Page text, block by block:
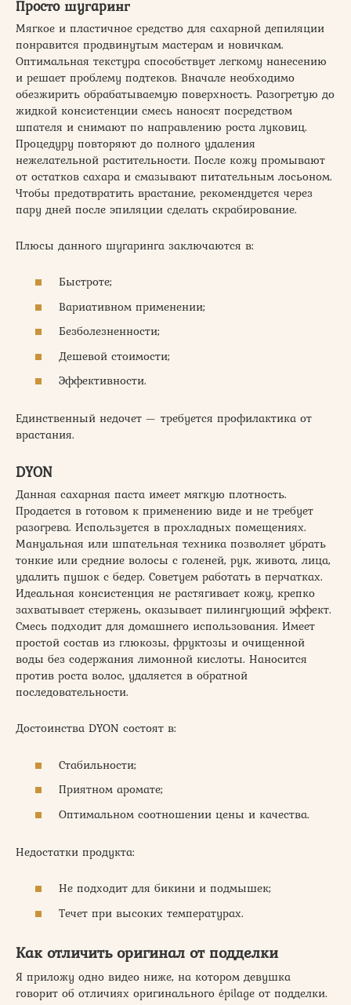
Просто шугаринг
Мягкое и пластичное средство для сахарной депиляции
понравится продвинутым мастерам и новичкам.
Оптимальная текстура способствует легкому нанесению
и решает проблему подтеков. Вначале необходимо
обезжирить обрабатываемую поверхность. Разогретую до
жидкой консистенции смесь наносят посредством
шпателя и снимают по направлению роста луковиц.
Процедуру повторяют до полного удаления
нежелательной растительности. После кожу промывают
от остатков сахара и смазывают питательным лосьоном.
Чтобы предотвратить врастание, рекомендуется через
пару дней после эпиляции сделать скрабирование.
Плюсы данного шугаринга заключаются в:
Быстроте;
Вариативном применении;
Безболезненности;
Дешевой стоимости;
Эффективности.
Единственный недочет — требуется профилактика от
врастания.
DYON
Данная сахарная паста имеет мягкую плотность.
Продается в готовом к применению виде и не требует
разогрева. Используется в прохладных помещениях.
Мануальная или шпательная техника позволяет убрать
тонкие или средние волосы с голеней, рук, живота, лица,
удалить пушок с бедер. Советуем работать в перчатках.
Идеальная консистенция не растягивает кожу, крепко
захватывает стержень, оказывает пилингующий эффект.
Смесь подходит для домашнего использования. Имеет
простой состав из глюкозы, фруктозы и очищенной
воды без содержания лимонной кислоты. Наносится
против роста волос, удаляется в обратной
последовательности.
Достоинства DYON состоят в:
Стабильности;
Приятном аромате;
Оптимальном соотношении цены и качества.
Недостатки продукта:
Не подходит для бикини и подмышек;
Течет при высоких температурах.
Как отличить оригинал от подделки
Я приложу одно видео ниже, на котором девушка
говорит об отличиях оригинального épilage от подделки.